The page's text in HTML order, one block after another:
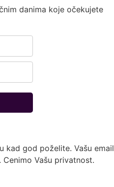
danima koje očekujete
kad god poželite. Vašu email
Vašu privatnost.